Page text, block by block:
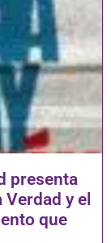
presenta
y el
que